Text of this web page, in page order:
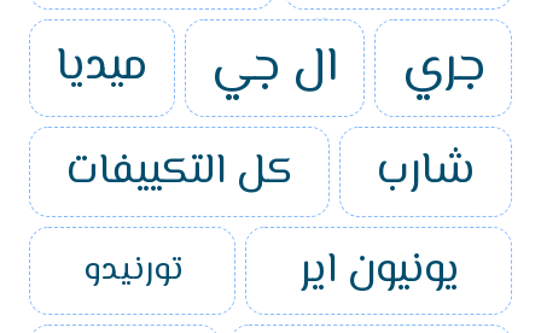
جري ال جي ميديا
شارب
كل التكييفات
يونيون اير
تورنيدو